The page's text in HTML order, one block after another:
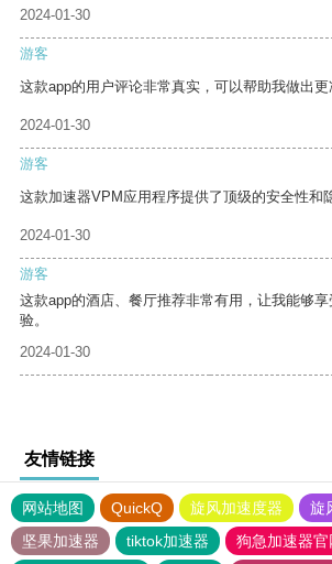
2024-01-30
游客
这款app的用户评论非常真实，可以帮助我做出更
2024-01-30
游客
这款加速器VPM应用程序提供了顶级的安全性和
2024-01-30
游客
这款app的酒店、餐厅推荐非常有用，让我能够
验。
2024-01-30
友情链接
网站地图 QuickQ 旋风加速度器 旋
坚果加速器
tiktok加速器
狗急加速器官